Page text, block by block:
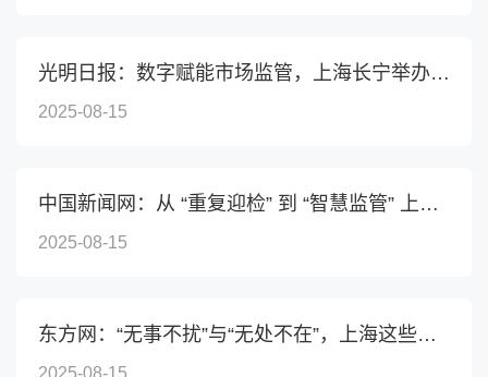
光明日报：数字赋能市场监管，上海长宁举办“政府开放月...
2025-08-15
中国新闻网：从 “重复迎检” 到 “智慧监管” 上海多区...
2025-08-15
东方网：“无事不扰”与“无处不在”，上海这些改革创新...
2025-08-15